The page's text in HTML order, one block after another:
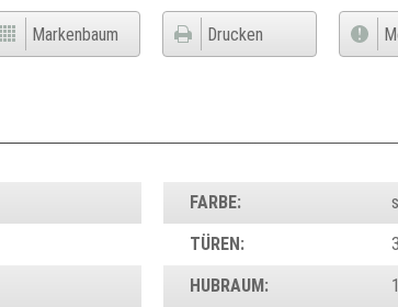
Markenbaum Drucken
FARBE:
TÜREN:
HUBRAUM: